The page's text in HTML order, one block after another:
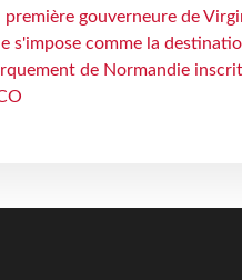
première gouverneure de
s'impose comme la
de Normandie